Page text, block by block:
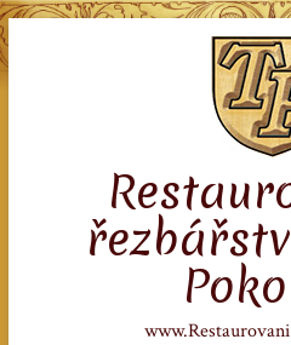
to
content